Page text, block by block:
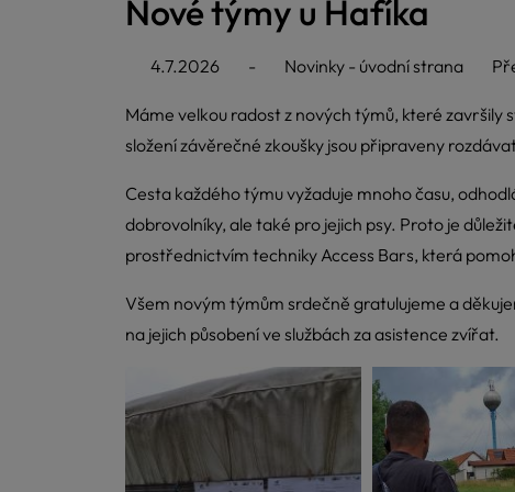
Nové týmy u Hafíka
4.7.2026 - Novinky - úvodní strana
Máme velkou radost z nových týmů, které završily
složení závěrečné zkoušky jsou připraveny
Cesta každého týmu vyžaduje mnoho času,
dobrovolníky, ale také pro jejich psy. Proto je
prostřednictvím techniky Access Bars, která
Všem novým týmům srdečně gratulujeme a
na jejich působení ve službách za asistence zvířat.